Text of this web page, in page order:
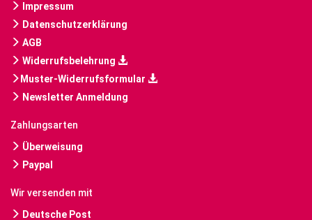
Impressum
Datenschutzerklärung
AGB
Widerrufsbelehrung
Muster-Widerrufsformular
Newsletter Anmeldung
Zahlungsarten
Überweisung
Paypal
Wir versenden mit
Deutsche Post